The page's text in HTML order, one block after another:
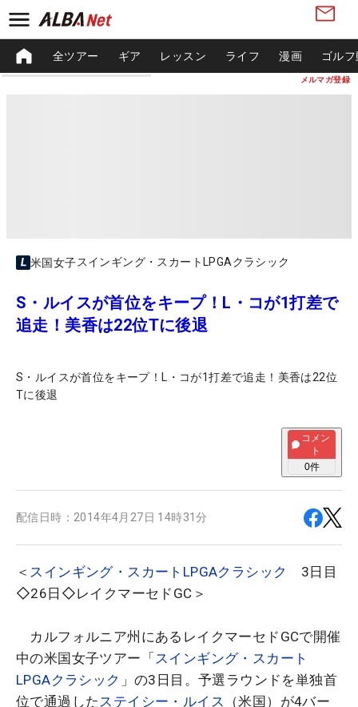
メルマガ登録
全ツアー ギア レッスン ライフ 漫画 ゴル
米国女子スインギング・スカートLPGAクラシック
S・ルイスが首位をキープ！L・コが1打差で
追走！美香は22位Tに後退
S・ルイスが首位をキープ！L・コが1打差で追走！美香は22位
Tに後退
コメン
ト
0件
配信日時： 2014年4月27日 14時31分
＜ スインギング・スカートLPGAクラシック
3日目
◇26日◇レイクマーセドGC＞
カルフォルニア州にあるレイクマーセドGCで開催
中の米国女子ツアー「 スインギング・スカート
LPGAクラシック 」の3日目。予選ラウンドを単独首
位で通過したステイシー・ルイス
（米国）が4バー